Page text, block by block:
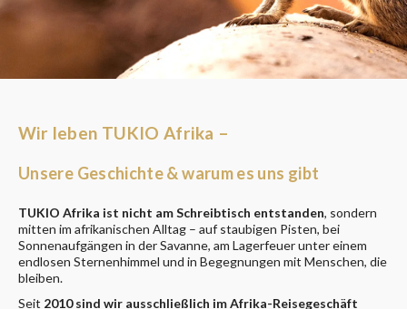
Wir leben TUKIO Afrika –
Unsere Geschichte & warum es uns gibt
TUKIO Afrika ist nicht am Schreibtisch entstanden, sondern
mitten im afrikanischen Alltag – auf staubigen Pisten, bei
Sonnenaufgängen in der Savanne, am Lagerfeuer unter einem
endlosen Sternenhimmel und in Begegnungen mit Menschen, die
bleiben.
Seit 2010 sind wir ausschließlich im Afrika-Reisegeschäft